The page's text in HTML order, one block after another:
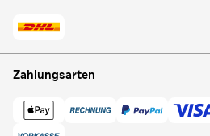
Zahlungsarten